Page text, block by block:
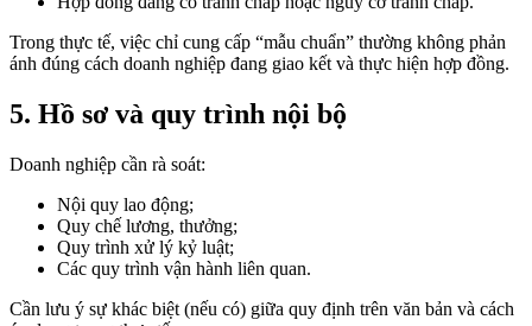
Trong thực tế, việc chỉ cung cấp “mẫu chuẩn” thường không phản
ánh đúng cách doanh nghiệp đang giao kết và thực hiện hợp đồng.
5. Hồ sơ và quy trình nội bộ
Doanh nghiệp cần rà soát:
Nội quy lao động;
Quy chế lương, thưởng;
Quy trình xử lý kỷ luật;
Các quy trình vận hành liên quan.
Cần lưu ý sự khác biệt (nếu có) giữa quy định trên văn bản và cách